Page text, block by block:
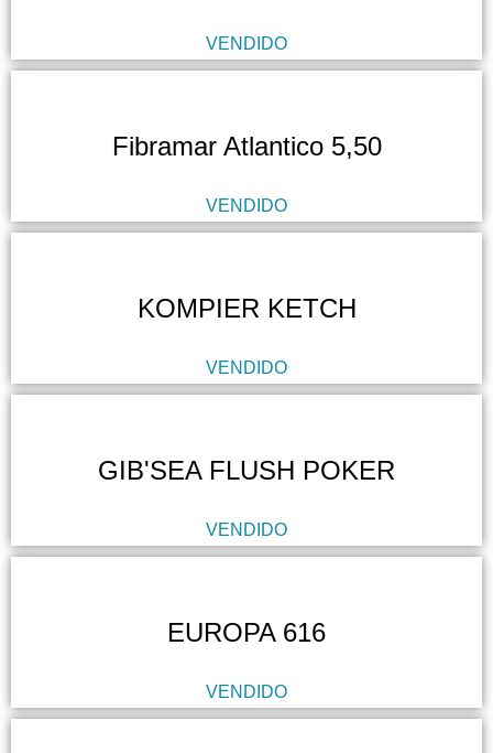
VENDIDO
Fibramar Atlantico 5,50
VENDIDO
KOMPIER KETCH
VENDIDO
GIB'SEA FLUSH POKER
VENDIDO
EUROPA 616
VENDIDO